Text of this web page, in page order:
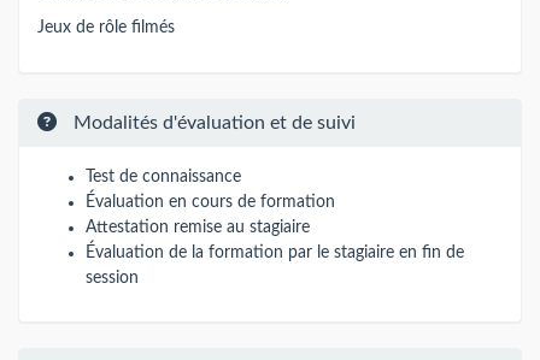
Jeux de rôle filmés
Modalités d'évaluation et de suivi
Test de connaissance
Évaluation en cours de formation
Attestation remise au stagiaire
Évaluation de la formation par le stagiaire en fin de
session